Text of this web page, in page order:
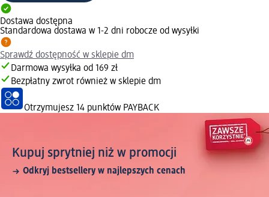
Dostawa dostępna
Standardowa dostawa w 1-2 dni robocze od wysyłki
Sprawdź dostępność w sklepie dm
Darmowa wysyłka od 169 zł
Bezpłatny zwrot również w sklepie dm
Otrzymujesz 14 punktów PAYBACK
Kupuj sprytniej niż w promocji
Odkryj bestsellery w najlepszych cenach